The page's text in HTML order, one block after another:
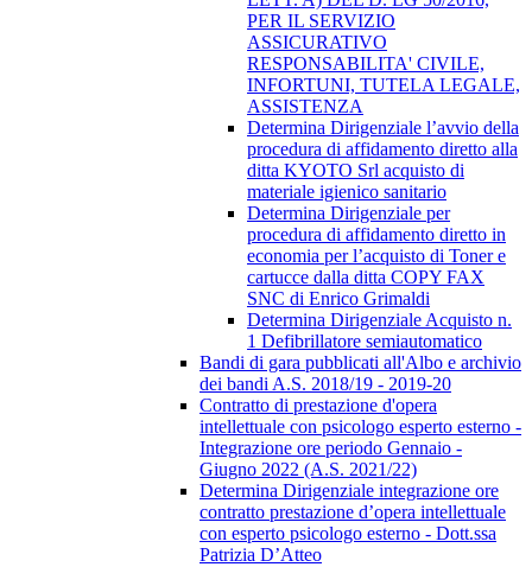
PER IL SERVIZIO
ASSICURATIVO
RESPONSABILITA' CIVILE,
INFORTUNI, TUTELA LEGALE,
ASSISTENZA
Determina Dirigenziale l’avvio della
procedura di affidamento diretto alla
ditta KYOTO Srl acquisto di
materiale igienico sanitario
Determina Dirigenziale per
procedura di affidamento diretto in
economia per l’acquisto di Toner e
cartucce dalla ditta COPY FAX
SNC di Enrico Grimaldi
Determina Dirigenziale Acquisto n.
1 Defibrillatore semiautomatico
Bandi di gara pubblicati all'Albo e archivio
dei bandi A.S. 2018/19 - 2019-20
Contratto di prestazione d'opera
intellettuale con psicologo esperto esterno -
Integrazione ore periodo Gennaio -
Giugno 2022 (A.S. 2021/22)
Determina Dirigenziale integrazione ore
contratto prestazione d’opera intellettuale
con esperto psicologo esterno - Dott.ssa
Patrizia D’Atteo